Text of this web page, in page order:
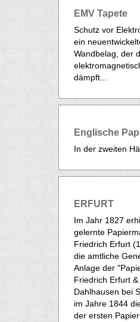
EMV Tapete
Schutz vor
ein
Wandbelag, der
dämpft...
Englische
In der zweiten
ERFURT
Im Jahr 1827
gelernte
Friedrich Erfurt
die amtliche
Anlage der
Friedrich Erfurt &
Dahlhausen bei
im Jahre 1844
der ersten